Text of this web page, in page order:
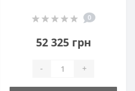
0
52 325 грн
- +